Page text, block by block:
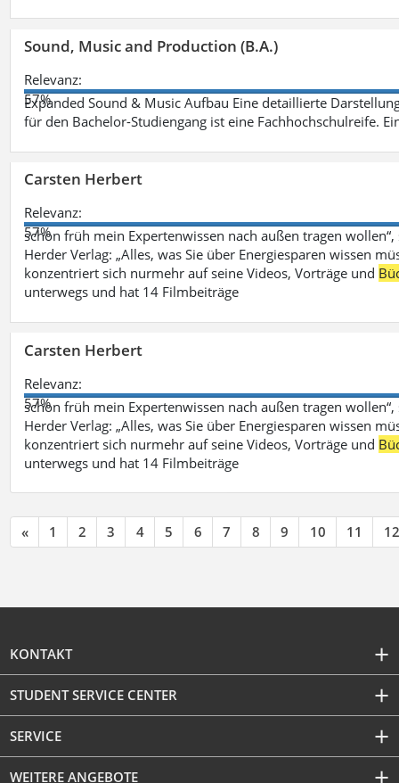
Sound, Music and Production (B.A.)
Relevanz:
57%
Expanded Sound & Music Aufbau Eine detaillierte
für den Bachelor-Studiengang ist eine Fachhochschulreife.
Carsten Herbert
Relevanz:
57%
schon früh mein Expertenwissen nach außen tragen
Herder Verlag: „Alles, was Sie über Energiesparen wissen
konzentriert sich nurmehr auf seine Videos, Vorträge und
unterwegs und hat 14 Filmbeiträge
Carsten Herbert
Relevanz:
57%
schon früh mein Expertenwissen nach außen tragen
Herder Verlag: „Alles, was Sie über Energiesparen wissen
konzentriert sich nurmehr auf seine Videos, Vorträge und
unterwegs und hat 14 Filmbeiträge
« 1 2 3 4 5 6 7 8 9 10 11 12
KONTAKT
STUDENT SERVICE CENTER
SERVICE
WEITERE ANGEBOTE